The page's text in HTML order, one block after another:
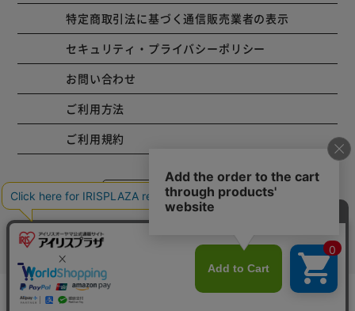
特定商取引法に基づく通信販売業者の表示
セキュリティ・プライバシーポリシー
お問い合わせ
ご利用方法
ご利用規約
コーポレートサイト
Copyright © 2001 IRISPLAZA. ALL Rights Reserved.